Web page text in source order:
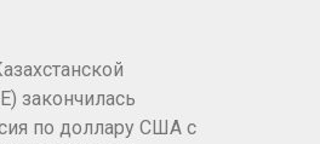
закончилась
по доллару США с